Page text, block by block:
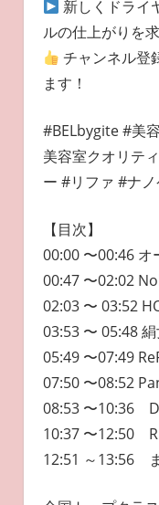
新しくドライ
ルの仕上がりを
チャンネル登
ます！
#BELbygite #美
美容室クオリテ
ー #リファ #ナ
【目次】
00:00 〜00:46 オ
00:47 〜02:02
02:03 〜 03:52
03:53 〜 05:48 絹
05:49 〜07:49
07:50 〜08:52
08:53 〜10:36
10:37 〜12:50
12:51 ～13:56